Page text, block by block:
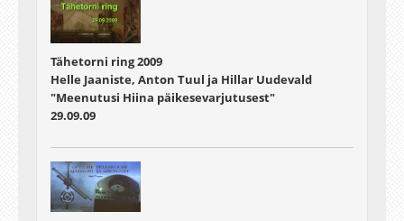
Tähetorni ring 2009
Helle Jaaniste, Anton Tuul ja Hillar Uudevald
"Meenutusi Hiina päikesevarjutusest"
29.09.09